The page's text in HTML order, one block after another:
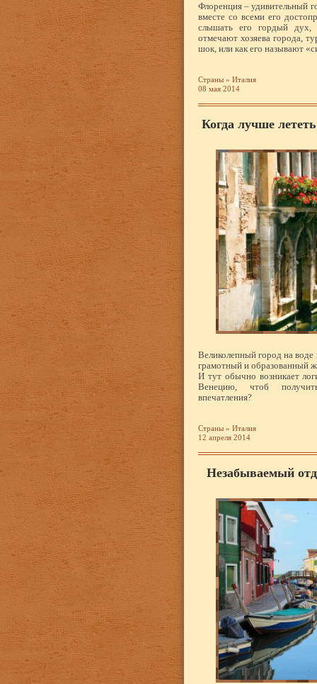
Флоренция – удивительный
вместе со всеми его
слышать его гордый дух,
отмечают хозяева города,
шок, или как его называют
Страны » Италия
08 мая 2014
Когда лучше
Великолепный город на воде
грамотный и образованный
И тут обычно возникает
Венецию, чтоб
впечатления?
Страны » Италия
12 апреля 2014
Незабываемый